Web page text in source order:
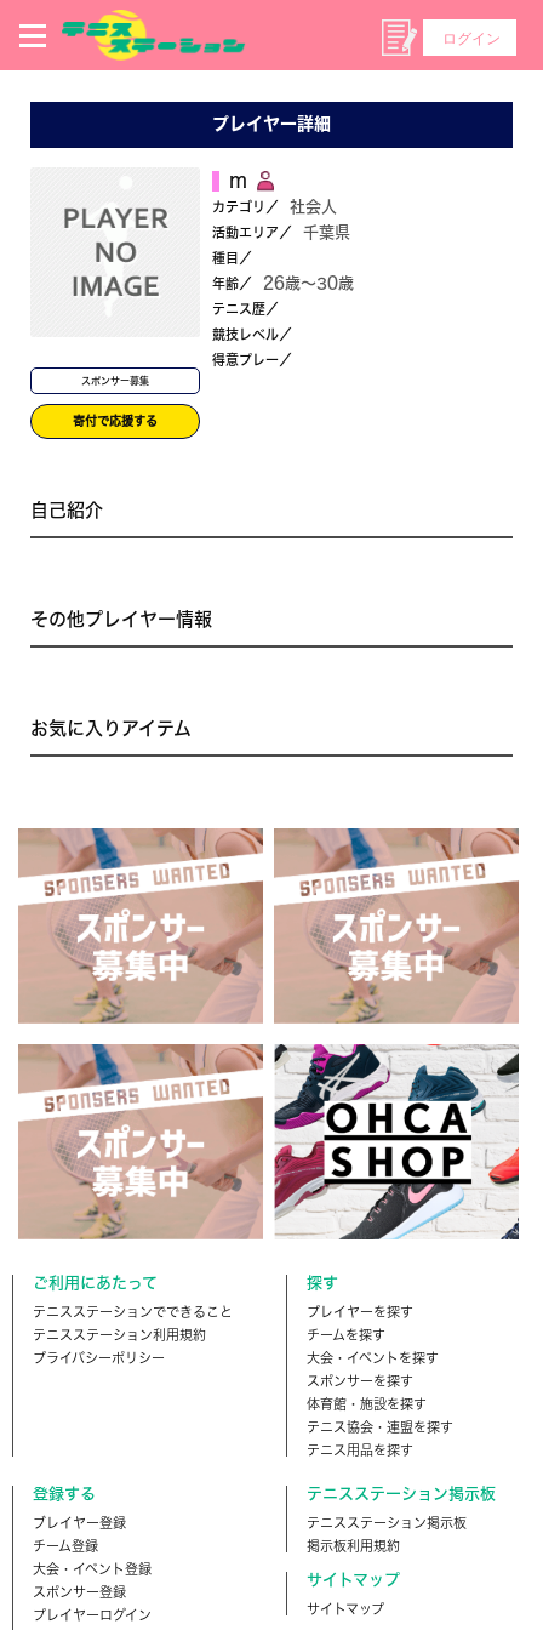
ログイン
プレイヤー詳細
スポンサー募集
寄付で応援する
ｍ
カテゴリ／ 社会人
活動エリア／ 千葉県
種目／
年齢／
26歳〜30歳
テニス歴／
競技レベル／
得意プレー／
自己紹介
その他プレイヤー情報
お気に入りアイテム
ご利用にあたって
テニスステーションでできること
テニスステーション利用規約
プライバシーポリシー
探す
プレイヤーを探す
チームを探す
大会・イベントを探す
スポンサーを探す
体育館・施設を探す
テニス協会・連盟を探す
テニス用品を探す
登録する
ブレイヤー登録
チーム登録
大会・イベント登録
スポンサー登録
プレイヤーログイン
テニスステーション掲示板
テニスステーション掲示板
掲示板利用規約
サイトマップ
サイトマップ